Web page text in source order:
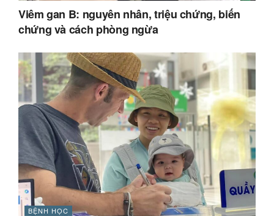
Viêm gan B: nguyên nhân, triệu chứng, biến
chứng và cách phòng ngừa
BỆNH HỌC